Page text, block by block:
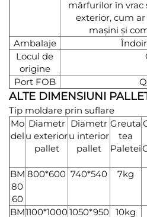
mărfurilor în vrac
exterior, cum
mașini și
Ambalaje
Locul de
origine
Port FOB
ALTE DIMENSIUNI
Tip moldare prin suflare
Mo
del
Diametr
u exterior
pallet
Diametr
u interior
pallet
Greuta
tea
Paletei
BM
80
60
800*600 740*540 7kg
BM1100*10001050*950 10kg